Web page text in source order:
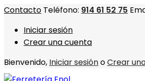
Contacto Teléfono: 914 61 52 75
Iniciar sesión
Crear una cuenta
Bienvenido, Iniciar sesiónoCrear